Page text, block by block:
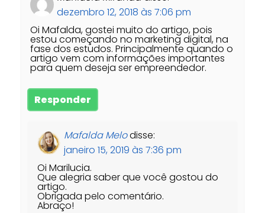
dezembro 12, 2018 às 7:06 pm
Oi Mafalda, gostei muito do artigo, pois
estou começando no marketing digital, na
fase dos estudos. Principalmente quando o
artigo vem com informações importantes
para quem deseja ser empreendedor.
Responder
Mafalda Melodisse:
janeiro 15, 2019 às 7:36 pm
Oi Marilucia.
Que alegria saber que você gostou do
artigo.
Obrigada pelo comentário.
Abraço!